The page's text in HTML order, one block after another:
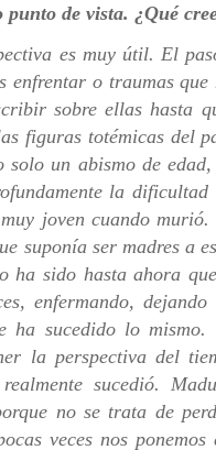
punto de vista. ¿Qué
es muy útil. El
enfrentar o traumas
sobre ellas hasta
figuras totémicas del
solo un abismo de
la
joven cuando
suponía ser madres a
ha sido hasta ahora
enfermando,
ha sucedido lo mismo.
la perspectiva del
sucedió.
no se trata de
veces nos